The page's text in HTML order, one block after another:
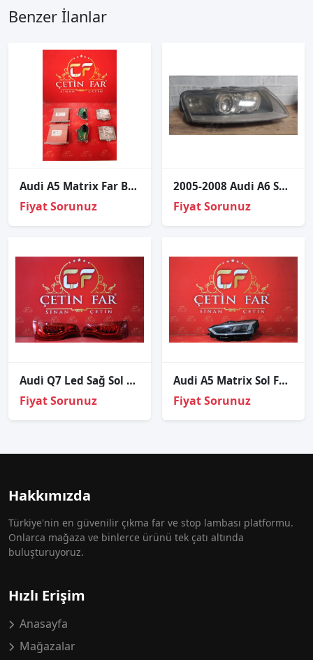
Benzer İlanlar
Audi̇ A5 Matri̇x Far Beyi̇n Seti̇
Fiyat Sorunuz
2005-2008 Audi A6 Sağ Ön Far 4F0941030
Fiyat Sorunuz
Audi̇ Q7 Led Sağ Sol Stop Sıfır Orj
Fiyat Sorunuz
Audi A5 Matrix Sol Far Sökme Orj
Fiyat Sorunuz
Hakkımızda
Türkiye'nin en güvenilir çıkma far ve stop lambası platformu.
Onlarca mağaza ve binlerce ürünü tek çatı altında
buluşturuyoruz.
Hızlı Erişim
Anasayfa
Mağazalar